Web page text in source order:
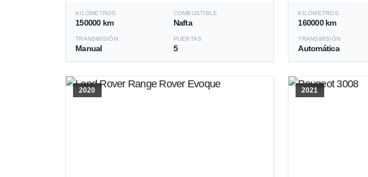
KILÓMETROS
150000 km
COMBUSTIBLE
Nafta
TRANSMISIÓN
Manual
PUERTAS
5
KILÓMETROS
160000 km
TRANSMISIÓN
Automática
2020 2021